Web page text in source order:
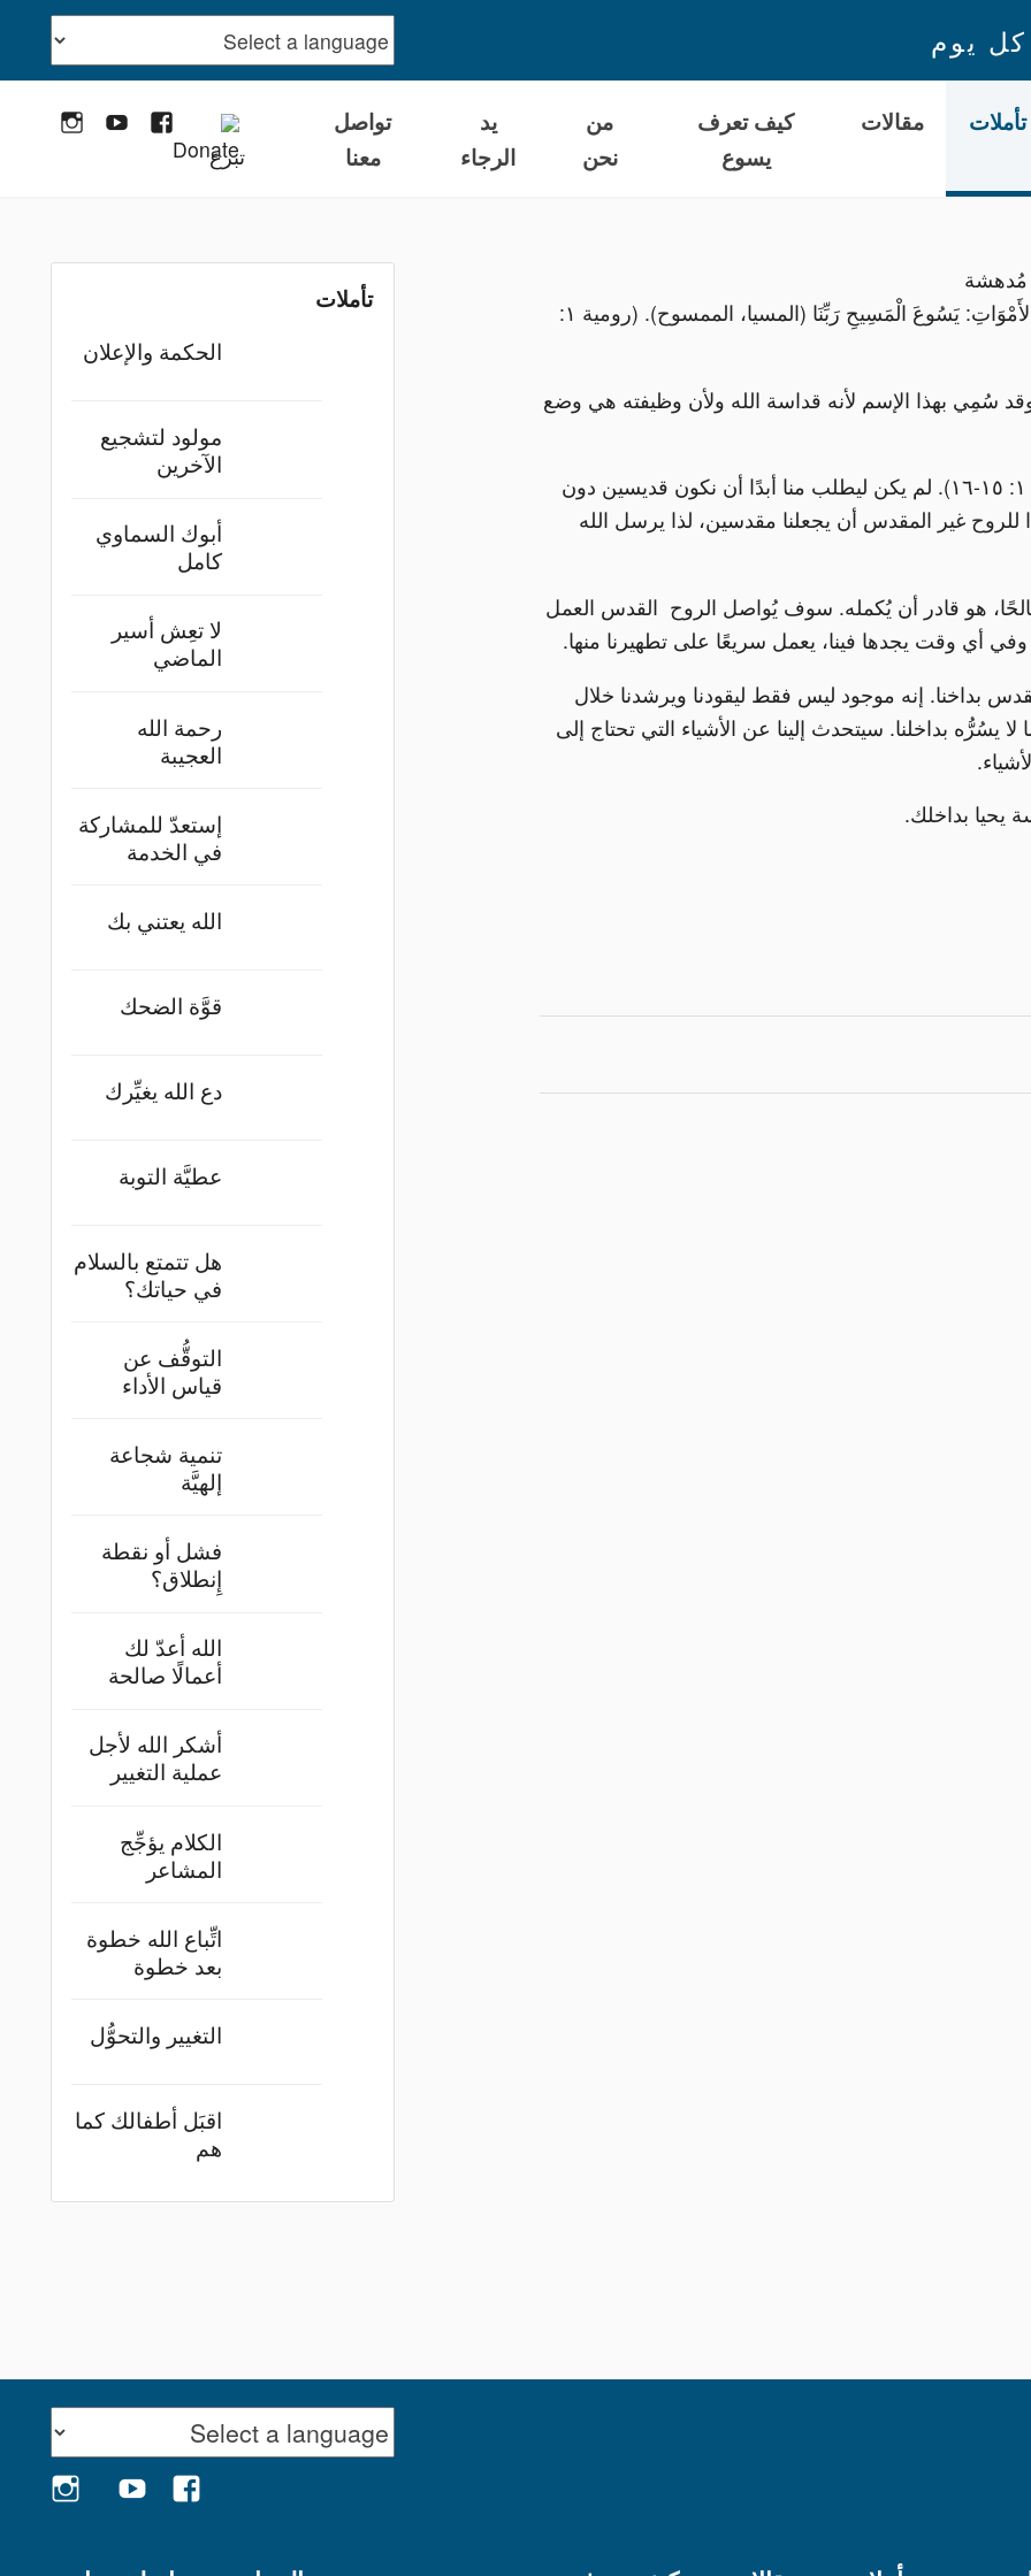
كل يوم
تأملات مقالات
كيف تعرف
يسوع
من
نحن
يد
الرجاء
تواصل
معنا
تبرع
Facebook
YouTube
مُدهشة
ومنتصرة ومعجزية) مِنْ جِهَةِ رُوحِ الْقَدَاسَةِ، بِالْقِيَامَةِ مِنَ الأَمْوَاتِ: يَسُوعَ الْمَسِيحِ رَبِّنَا (المسيا، الممسوح). (رومية ١:
سُمِي بهذا الإسم لأنه قداسة الله ولأن وظيفته هي وضع
يريدنا الله ويأمرنا بأن نكون قديسين (إقرأ بطرس الأولى ١: ١٥-١٦). لم يكن ليطلب منا أبدًا أن نكون قديسين دون
للروح غير المقدس أن يجعلنا مقدسين، لذا يرسل الله
بدأ فينا عملًا صالحًا، هو قادر أن يُكمله. سوف يُواصل الروح القدس العمل
أي وقت يجدها فينا، يعمل سريعًا على تطهيرنا منها.
بداخنا. إنه موجود ليس فقط ليقودنا ويرشدنا خلال
يسُرُّه بداخلنا. سيتحدث إلينا عن الأشياء التي تحتاج إلى
يحيا بداخلك.
تأملات
الحكمة والإعلان
مولود لتشجيع
الآخرين
أبوك السماوي
كامل
لا تعِش أسير
الماضي
رحمة الله
العجيبة
إستعدّ للمشاركة
في الخدمة
الله يعتني بك
قوَّة الضحك
دع الله يغيِّرك
عطيَّة التوبة
هل تتمتع بالسلام
في حياتك؟
التوقُّف عن
قياس الأداء
تنمية شجاعة
إلهيَّة
فشل أو نقطة
إِنطلاق؟
الله أعدّ لك
أعمالًا صالحة
أشكر الله لأجل
عملية التغيير
الكلام يؤجِّج
المشاعر
اتِّباع الله خطوة
بعد خطوة
التغيير والتحوُّل
اقبَل أطفالك كما
هم
FACEBOOK
YOUTUBE